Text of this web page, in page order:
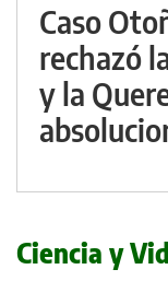
Caso
rechazó
y la
Ciencia y